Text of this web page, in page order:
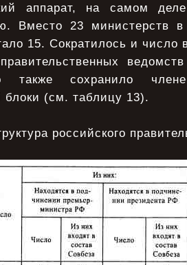
аппарат, на самом
Вместо 23 министерств
15. Сократилось и число
также сохранило
блоки (см. таблицу 13).
российского